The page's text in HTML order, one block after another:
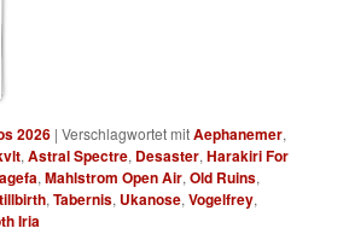
2026 |Verschlagwortet mitAephanemer,
,Astral Spectre, Desaster,Harakiri For
,Mahlstrom Open Air,Old Ruins,
,Tabernis, Ukanose,Vogelfrey,
Iria